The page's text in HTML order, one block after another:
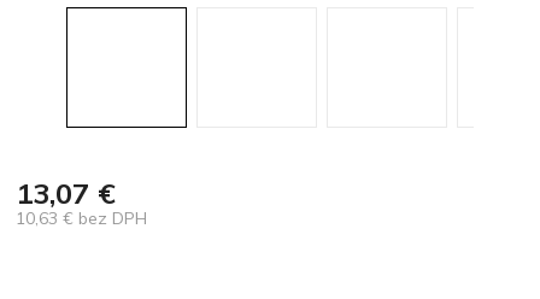
13,07 €
10,63 € bez DPH